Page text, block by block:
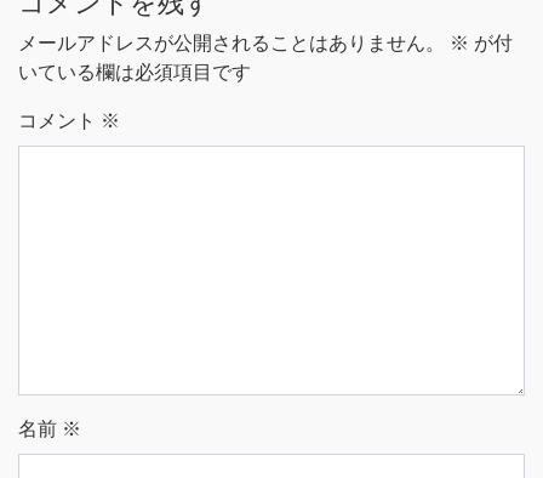
メールアドレスが公開されることはありません。 ※ が付
いている欄は必須項目です
コメント ※
名前 ※